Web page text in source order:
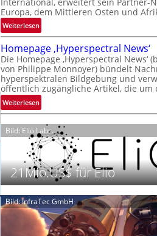
a
l
V
i
s
i
o
n
N
i
h
t
2
0
2
d
o
b
e
t
e
i
l
i
t
s
i
c
h
a
n
S
e
Europa, dem Mittleren Osten und
Weiterlesen:
O
G
P
s
t
ä
r
t
P
r
ä
s
e
n
z
i
Homepage ‚Hyperspectral News‘
Die Homepage ‚Hyperspectral News‘
von Philippe Monnoyer) bündelt
hyperspektralen Bildgebung und
öffentlich zugängliche Artikel, die um
Weiterlesen:
H
o
m
e
p
a
g
e
‚
H
y
Bild: Elio Labs.
21Mio.US$ für Elio
Bild: InfraTec GmbH